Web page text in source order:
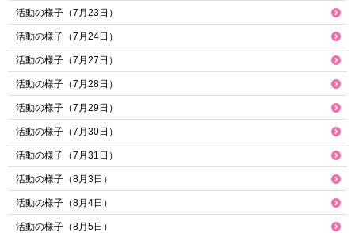
活動の様子（7月23日）
活動の様子（7月24日）
活動の様子（7月27日）
活動の様子（7月28日）
活動の様子（7月29日）
活動の様子（7月30日）
活動の様子（7月31日）
活動の様子（8月3日）
活動の様子（8月4日）
活動の様子（8月5日）